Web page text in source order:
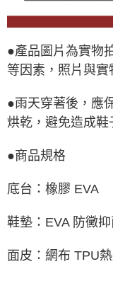
●產品圖片為實物
等因素，照片與
●雨天穿著後，應
烘乾，避免造成鞋
●商品規格
底台：橡膠 EVA
鞋墊：EVA 防黴
面皮：網布 TPU